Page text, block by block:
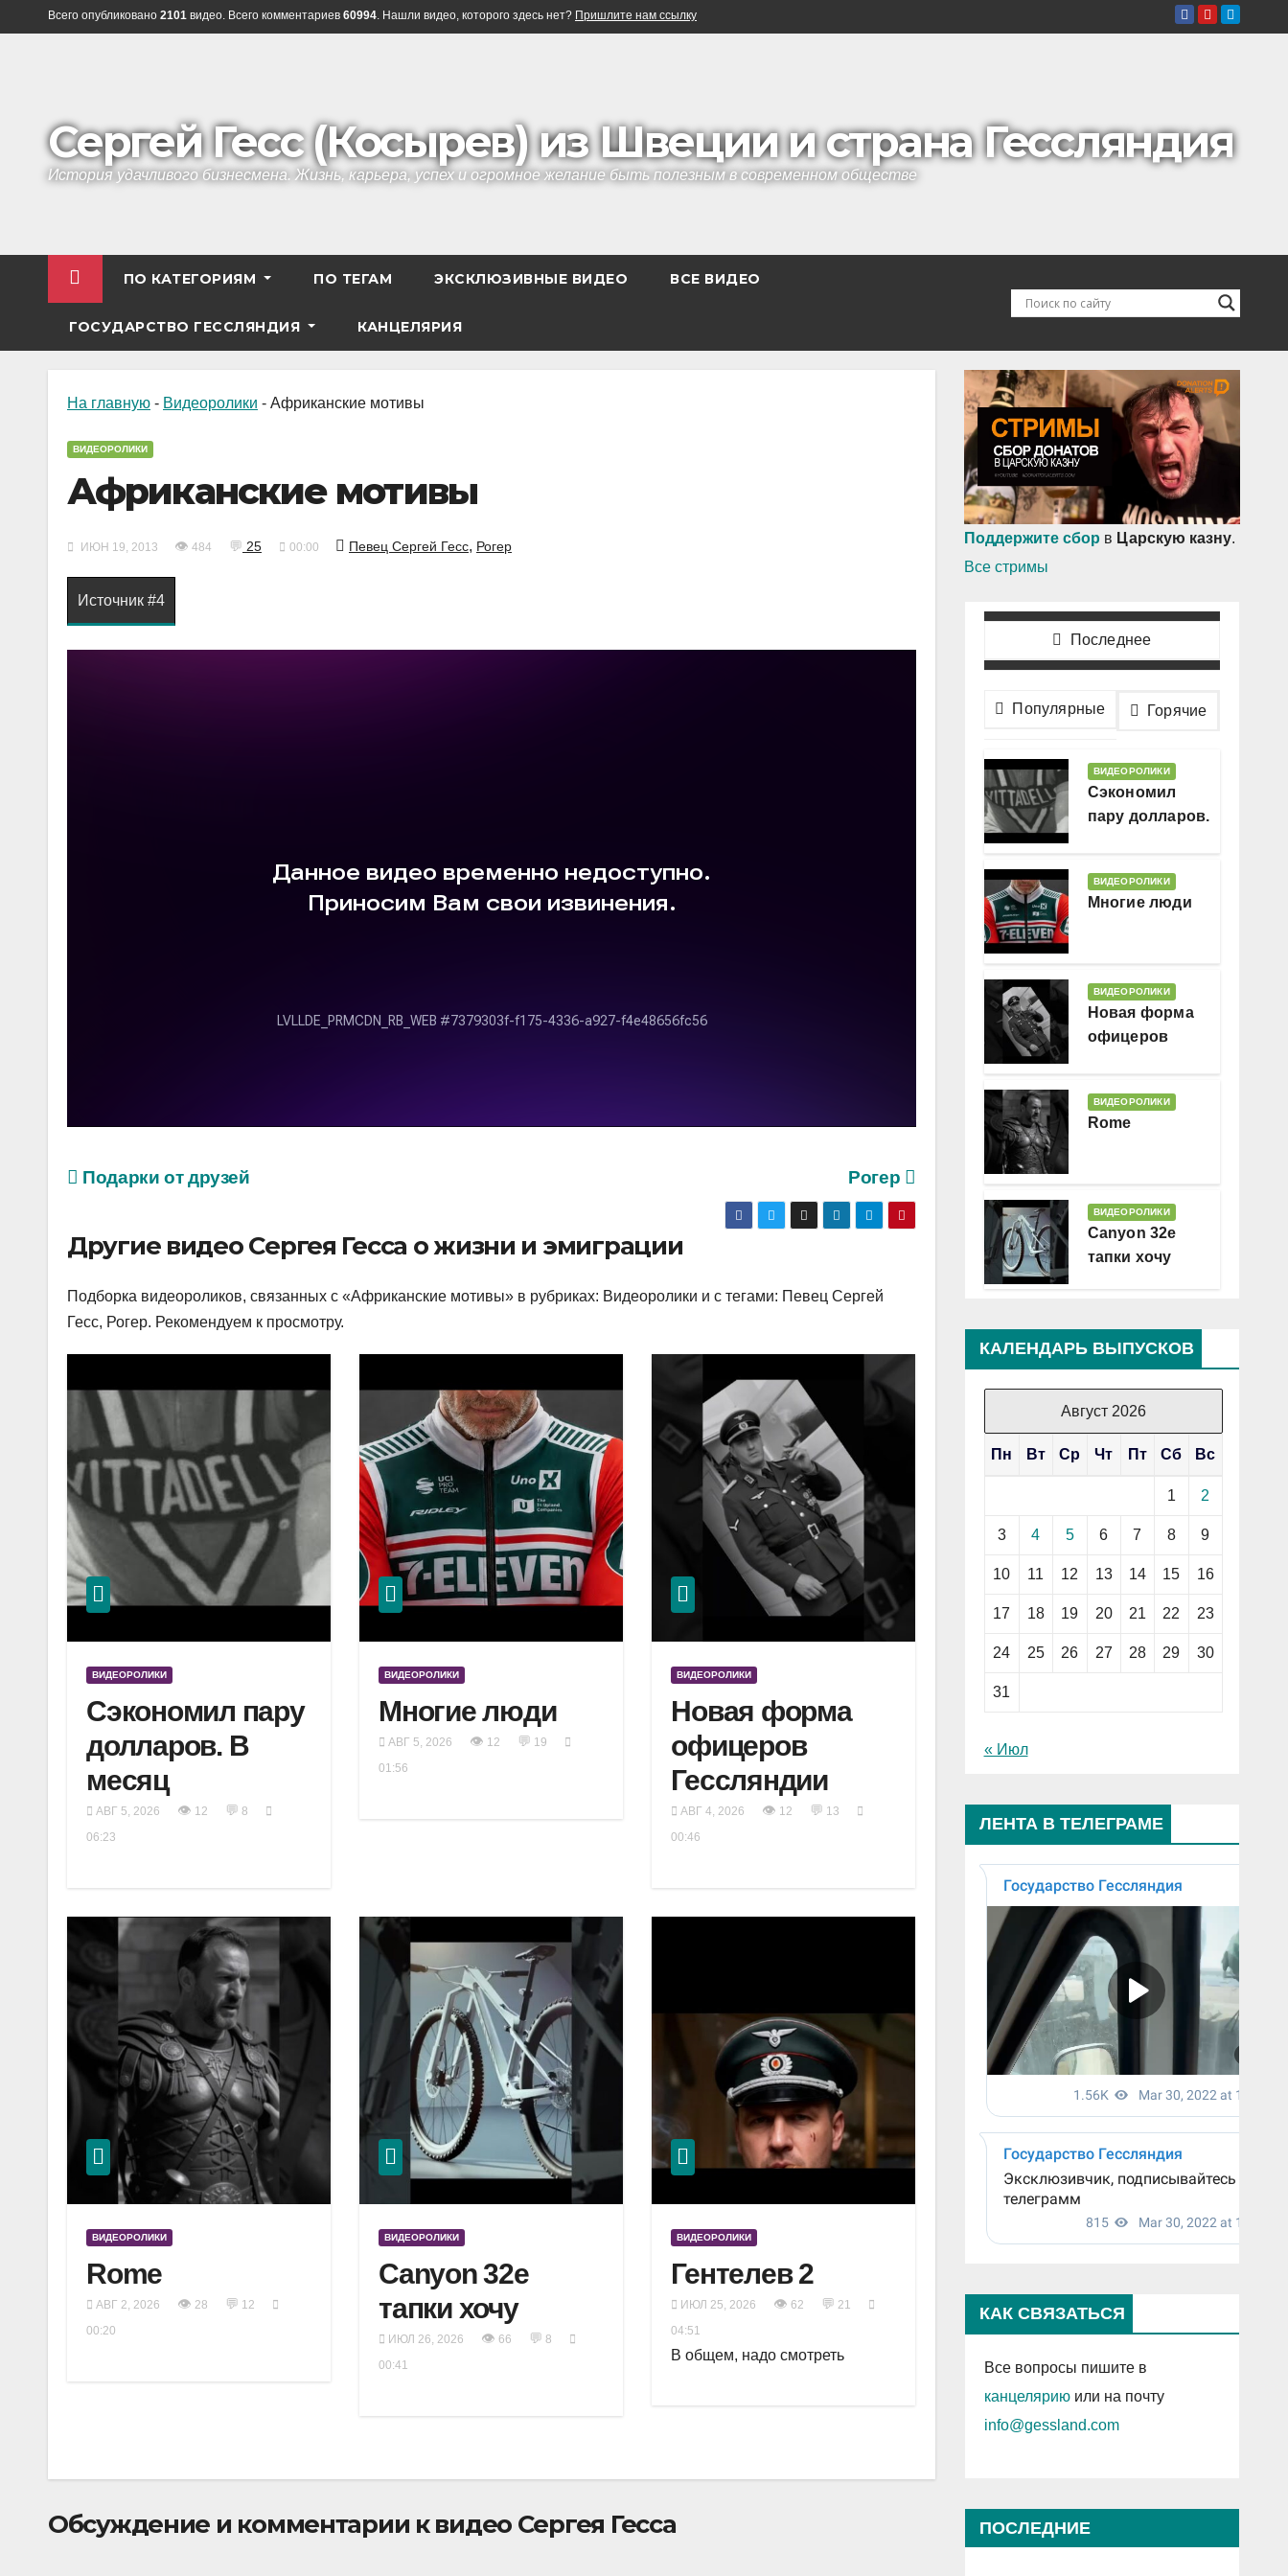
ПерейтиВсего опубликовано 2101 видео. Всего комментариев 60994. Нашли видео, которого здесь нет? Пришлите нам ссылку
Сергей Гесс (Косырев) из Швеции и страна Гессляндия
История удачливого бизнесмена. Жизнь, карьера, успех и огромное желание быть полезным в современном обществе
ПО КАТЕГОРИЯМ ПО ТЕГАМ ЭКСКЛЮЗИВНЫЕ ВИДЕО ВСЕ ВИДЕО
ГОСУДАРСТВО ГЕССЛЯНДИЯ КАНЦЕЛЯРИЯ
На главную - Видеоролики - Африканские мотивы
ВИДЕОРОЛИКИ
Африканские мотивы
ИЮН 19, 2013 👁 484 💬 25 00:00 Певец Сергей Гесс, Рогер
Источник #4
Рогер
Подарки от друзей
Другие видео Сергея Гесса о жизни и эмиграции
Подборка видеороликов, связанных с «Африканские мотивы» в рубриках: Видеоролики и с тегами: Певец Сергей
Гесс, Рогер. Рекомендуем к просмотру.
ВИДЕОРОЛИКИ
Сэкономил пару
долларов. В
месяц
АВГ 5, 2026 👁 12 💬 8
06:23
ВИДЕОРОЛИКИ
Многие люди
АВГ 5, 2026 👁 12 💬 19
01:56
ВИДЕОРОЛИКИ
Новая форма
офицеров
Гессляндии
АВГ 4, 2026 👁 12 💬 13
00:46
ВИДЕОРОЛИКИ
Rome
АВГ 2, 2026 👁 28 💬 12
00:20
ВИДЕОРОЛИКИ
Canyon 32e
тапки хочу
ИЮЛ 26, 2026 👁 66 💬 8
00:41
ВИДЕОРОЛИКИ
Гентелев 2
ИЮЛ 25, 2026 👁 62 💬 21
04:51
В общем, надо смотреть
Обсуждение и комментарии к видео Сергея Гесса
Поддержите сбор в Царскую казну.
Все стримы
Последнее
Популярные Горячие
ВИДЕОРОЛИКИ
Сэкономил
пару долларов.
ВИДЕОРОЛИКИ
Многие люди
ВИДЕОРОЛИКИ
Новая форма
офицеров
ВИДЕОРОЛИКИ
Rome
ВИДЕОРОЛИКИ
Canyon 32e
тапки хочу
КАЛЕНДАРЬ ВЫПУСКОВ
Август 2026
Пн Вт Ср Чт Пт Сб Вс
1 2
3 4 5 6 7 8 9
10 11 12 13 14 15 16
17 18 19 20 21 22 23
24 25 26 27 28 29 30
31
« Июл
ЛЕНТА В ТЕЛЕГРАМЕ
КАК СВЯЗАТЬСЯ
Все вопросы пишите в
канцеляриюили на почту
info@gessland.com
ПОСЛЕДНИЕ